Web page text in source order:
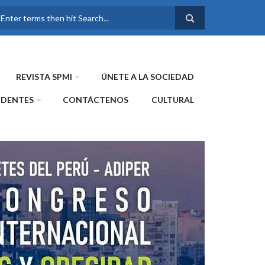
FORMULARIO DE
REVISTA SPMI ÚNETE A LA SOCIEDAD
CONTÁCTENOS CULTURAL